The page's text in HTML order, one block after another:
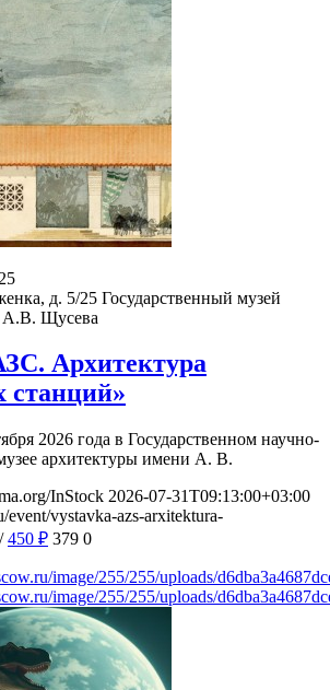
д. 5/25 Государственный музей
А.В. Щусева
Архитектура
станций»
2026 года в Государственном научно-
архитектуры имени А. В.
InStock 2026-07-31T09:13:00+03:00
event/vystavka-azs-arxitektura-
450 ₽ 379 0
image/255/255/uploads/
image/255/255/uploads/